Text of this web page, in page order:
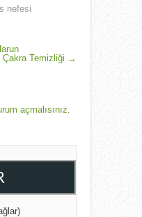
nefesi
Temizliği →
açmalısınız.